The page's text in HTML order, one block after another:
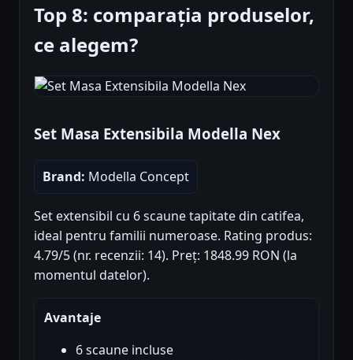
Top 8: comparația produselor,
ce alegem?
Set Masa Extensibila Modella Nex
Brand: Modella Concept
Set extensibil cu 6 scaune tapitate din catifea,
ideal pentru familii numeroase. Rating produs:
4.79/5 (nr. recenzii: 14). Preț: 1848.99 RON (la
momentul datelor).
Avantaje
6 scaune incluse